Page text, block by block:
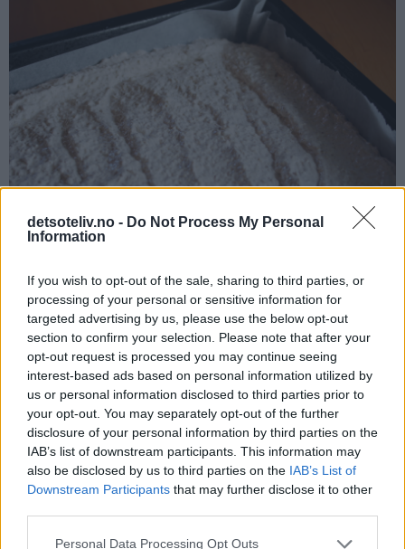
detsoteliv.no - Do Not Process My Personal
Information
If you wish to opt-out of the sale, sharing to third parties, or
processing of your personal or sensitive information for
targeted advertising by us, please use the below opt-out
section to confirm your selection. Please note that after your
opt-out request is processed you may continue seeing
interest-based ads based on personal information utilized by
us or personal information disclosed to third parties prior to
your opt-out. You may separately opt-out of the further
disclosure of your personal information by third parties on the
IAB’s list of downstream participants. This information may
also be disclosed by us to third parties on the IAB’s List of
Downstream Participants that may further disclose it to other
Personal Data Processing Opt Outs
Stek kaken midt i ovnen ved 175°C i 20 minutter. Avkjøl kaken
i langpannen til den er helt kald. Dra så kaken forsiktig over
på en rist (eller la kaken bli i langpannen hvis du har plass til
å sette hele pannen i kjøleskapet eller har kjølerom).